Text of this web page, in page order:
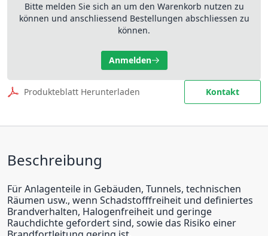
Bitte melden Sie sich an um den Warenkorb nutzen zu
können und anschliessend Bestellungen abschliessen zu
können.
Anmelden
Produkteblatt Herunterladen Kontakt
Beschreibung
Für Anlagenteile in Gebäuden, Tunnels, technischen
Räumen usw., wenn Schadstofffreiheit und definiertes
Brandverhalten, Halogenfreiheit und geringe
Rauchdichte gefordert sind, sowie das Risiko einer